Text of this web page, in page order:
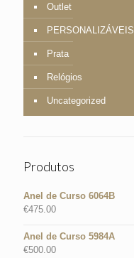
Outlet
PERSONALIZÁVEIS
Prata
Relógios
Uncategorized
Produtos
Anel de Curso 6064B
€475.00
Anel de Curso 5984A
€500.00